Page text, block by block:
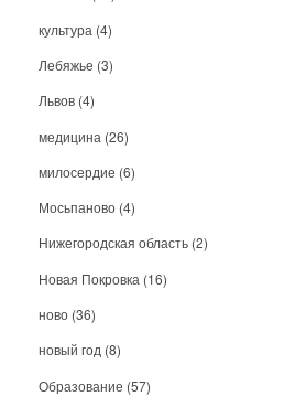
культура (4)
Лебяжье (3)
Львов (4)
медицина (26)
милосердие (6)
Мосьпаново (4)
Нижегородская область (2)
Новая Покровка (16)
ново (36)
новый год (8)
Образование (57)